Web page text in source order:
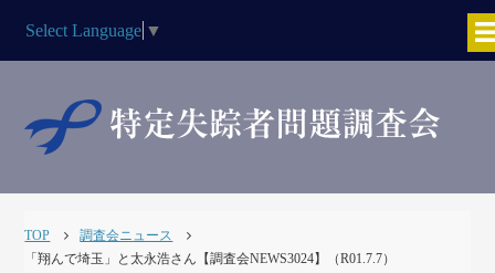
Select Language ▼
TOP
調査会ニュース
「翔んで埼玉」と太永浩さん【調査会NEWS3024】（R01.7.7）